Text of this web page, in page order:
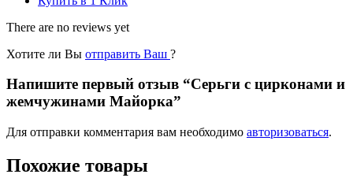
Майорка
There are no reviews yet
Хотите ли Вы отправить Ваш ?
Напишите первый отзыв “Серьги с цирконами и
жемчужинами Майорка”
Для отправки комментария вам необходимо авторизоваться.
Похожие товары